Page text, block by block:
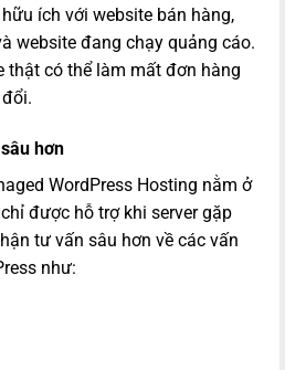
ích với website bán hàng,
website đang chạy quảng cáo.
thật có thể làm mất đơn hàng
hơn
WordPress Hosting nằm ở
được hỗ trợ khi server gặp
tư vấn sâu hơn về các vấn
như: